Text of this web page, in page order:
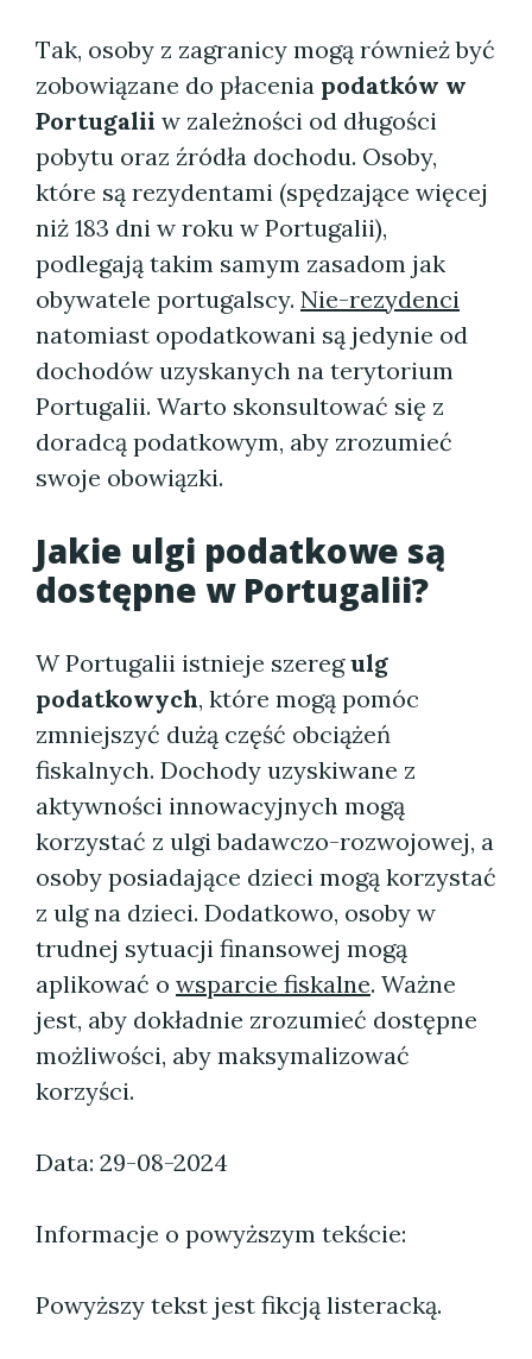
Tak, osoby z zagranicy mogą również być
zobowiązane do płacenia podatków w
Portugalii w zależności od długości
pobytu oraz źródła dochodu. Osoby,
które są rezydentami (spędzające więcej
niż 183 dni w roku w Portugalii),
podlegają takim samym zasadom jak
obywatele portugalscy. Nie-rezydenci
natomiast opodatkowani są jedynie od
dochodów uzyskanych na terytorium
Portugalii. Warto skonsultować się z
doradcą podatkowym, aby zrozumieć
swoje obowiązki.
Jakie ulgi podatkowe są
dostępne w Portugalii?
W Portugalii istnieje szeregulg
podatkowych, które mogą pomóc
zmniejszyć dużą część obciążeń
fiskalnych. Dochody uzyskiwane z
aktywności innowacyjnych mogą
korzystać z ulgi badawczo-rozwojowej, a
osoby posiadające dzieci mogą korzystać
z ulg na dzieci. Dodatkowo, osoby w
trudnej sytuacji finansowej mogą
aplikować o wsparcie fiskalne. Ważne
jest, aby dokładnie zrozumieć dostępne
możliwości, aby maksymalizować
korzyści.
Data: 29-08-2024
Informacje o powyższym tekście:
Powyższy tekst jest fikcją listeracką.